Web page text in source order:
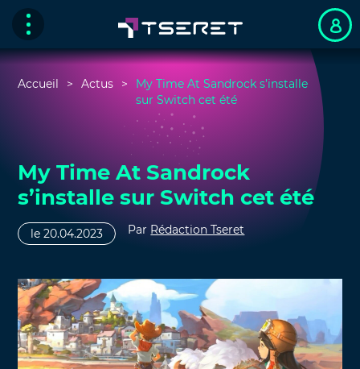
Accueil Actus
My Time At Sandrock s’installe
sur Switch cet été
My Time At Sandrock
s’installe sur Switch cet été
le 20.04.2023 Par Rédaction Tseret